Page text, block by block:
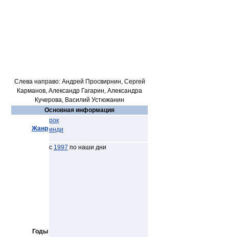
Слева направо: Андрей Просвирнин, Сергей
Карманов, Александр Гагарин, Александра
Кучерова, Василий Устюжанин
Основная информация
Жанр
рок
инди
Годы
с 1997 по наши дни